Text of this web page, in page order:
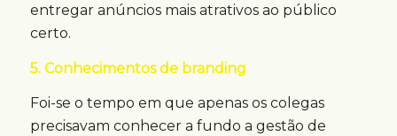
entregar anúncios mais atrativos ao público
certo.
5. Conhecimentos de branding
Foi-se o tempo em que apenas os colegas
precisavam conhecer a fundo a gestão de